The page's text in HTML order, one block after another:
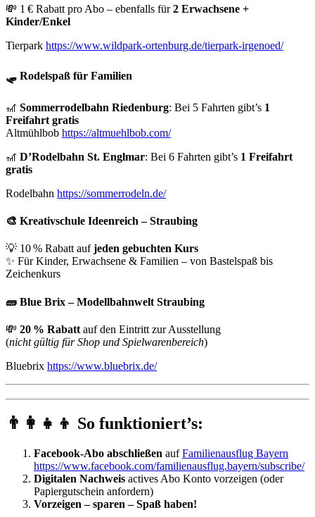
💸 1 € Rabatt pro Abo – ebenfalls für2 Erwachsene +
Kinder/Enkel
Tierpark https://www.wildpark-ortenburg.de/tierpark-irgenoed/
🛷 Rodelspaß für Familien
🎢 Sommerrodelbahn Riedenburg: Bei 5 Fahrten gibt’s 1
Freifahrt gratis
Altmühlbob https://altmuehlbob.com/
🎢 D’Rodelbahn St. Englmar: Bei 6 Fahrten gibt’s 1 Freifahrt
gratis
Rodelbahn https://sommerrodeln.de/
🎨 Kreativschule Ideenreich – Straubing
💡 10 % Rabatt aufjeden gebuchten Kurs
✨ Für Kinder, Erwachsene & Familien – von Bastelspaß bis
Zeichenkurs
🧱 Blue Brix – Modellbahnwelt Straubing
💸 20 % Rabatt auf den Eintritt zur Ausstellung
(nicht gültig für Shop und Spielwarenbereich)
Bluebrix https://www.bluebrix.de/
👨‍👩‍👧‍👦 So funktioniert’s:
Facebook-Abo abschließen aufFamilienausflug Bayern
https://www.facebook.com/familienausflug.bayern/subscribe/
Digitalen Nachweis actives Abo Konto vorzeigen (oder
Papiergutschein anfordern)
Vorzeigen – sparen – Spaß haben!